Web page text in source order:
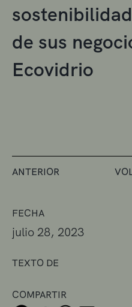
FECHA
julio 28, 2023
TEXTO DE
COMPARTIR
de sus
Ecovidrio
ANTERIOR